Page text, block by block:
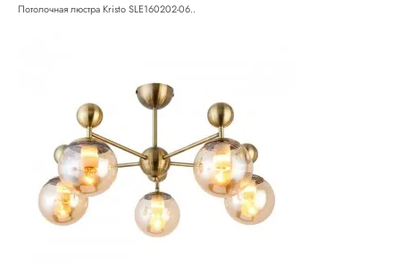
Потолочная люстра Kristo SLE160202-06..